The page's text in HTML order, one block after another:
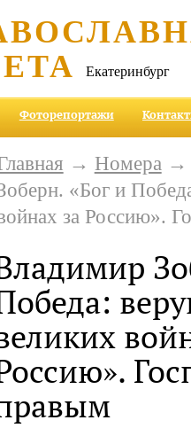
Екатеринбург
Фоторепортажи
→ Номера
«Бог и
за Россию».